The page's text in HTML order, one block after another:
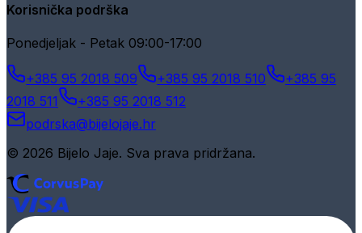
Korisnička podrška
Ponedjeljak - Petak 09:00-17:00
+385 95 2018 509 +385 95 2018 510
+385 95
2018 511
+385 95 2018 512
podrska@bijelojaje.hr
© 2026 Bijelo Jaje. Sva prava pridržana.